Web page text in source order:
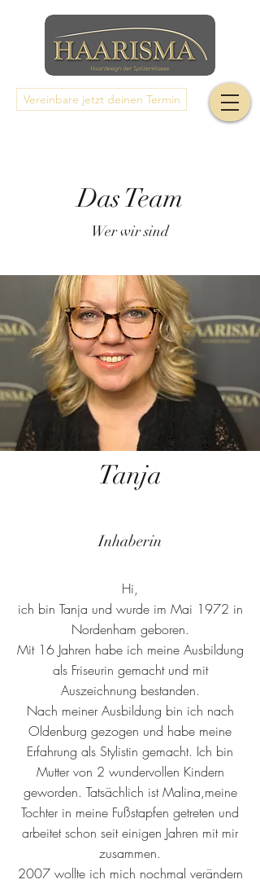
Vereinbare jetzt deinen Termin
Das Team
Wer wir sind
Tanja
Inhaberin
Hi,
ich bin Tanja und wurde im Mai 1972 in
Nordenham geboren.
Mit 16 Jahren habe ich meine Ausbildung
als Friseurin gemacht und mit
Auszeichnung bestanden.
Nach meiner Ausbildung bin ich nach
Oldenburg gezogen und habe meine
Erfahrung als Stylistin gemacht. Ich bin
Mutter von 2 wundervollen Kindern
geworden. Tatsächlich ist Malina,meine
Tochter in meine Fußstapfen getreten und
arbeitet schon seit einigen Jahren mit mir
zusammen.
2007 wollte ich mich nochmal verändern